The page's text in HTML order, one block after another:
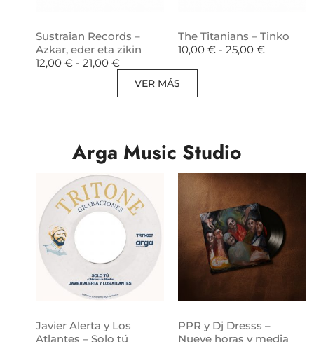
Sustraian Records –
Azkar, eder eta zikin
12,00 € - 21,00 €
The Titanians – Tinko
10,00 € - 25,00 €
VER MÁS
Arga Music Studio
Javier Alerta y Los
Atlantes – Solo tú
PPR y Dj Dresss –
Nueve horas y media